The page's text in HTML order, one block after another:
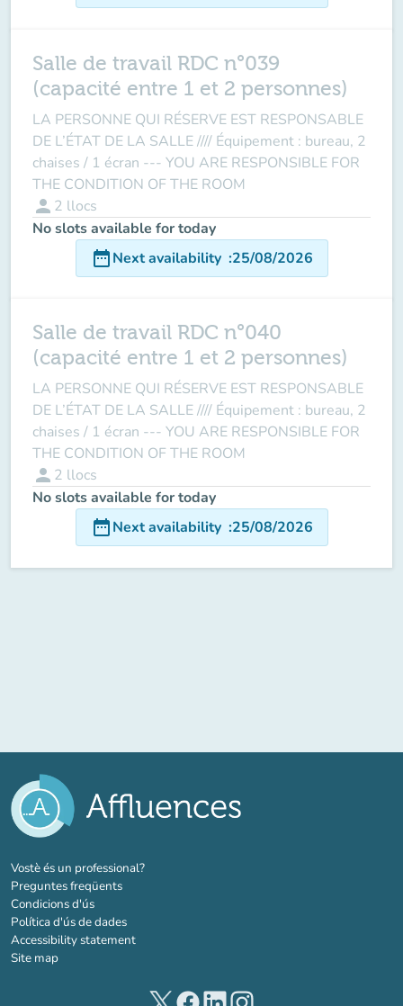
Salle de travail RDC n°039
(capacité entre 1 et 2 personnes)
LA PERSONNE QUI RÉSERVE EST RESPONSABLE
DE L’ÉTAT DE LA SALLE //// Équipement : bureau, 2
chaises / 1 écran --- YOU ARE RESPONSIBLE FOR
THE CONDITION OF THE ROOM
person 2 llocs
No slots available for today
date_rangeNext availability :25/08/2026
Salle de travail RDC n°040
(capacité entre 1 et 2 personnes)
LA PERSONNE QUI RÉSERVE EST RESPONSABLE
DE L’ÉTAT DE LA SALLE //// Équipement : bureau, 2
chaises / 1 écran --- YOU ARE RESPONSIBLE FOR
THE CONDITION OF THE ROOM
person 2 llocs
No slots available for today
date_rangeNext availability :25/08/2026
Vostè és un professional?(new tab)
Preguntes freqüents
Condicions d'ús
Política d'ús de dades
Accessibility statement
Site map
(new tab)(new tab)(new tab)